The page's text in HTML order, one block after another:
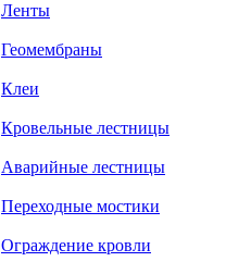
Ленты
Геомембраны
Клеи
Кровельные лестницы
Аварийные лестницы
Переходные мостики
Ограждение кровли